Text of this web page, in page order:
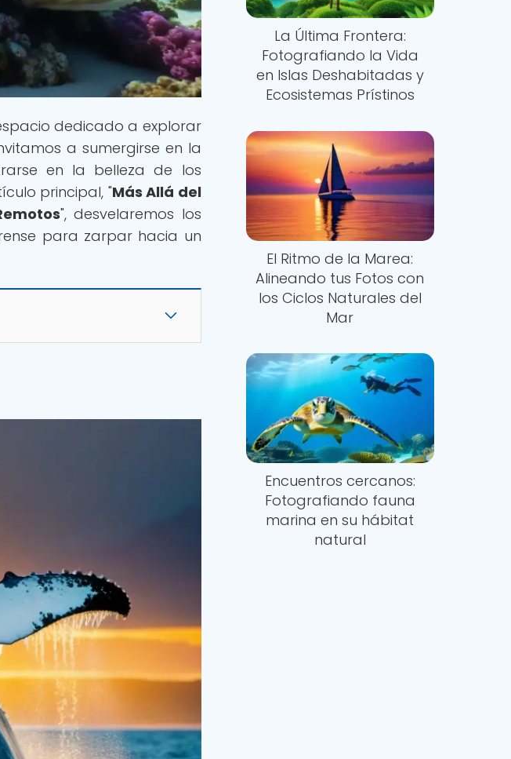
dedicado a explorar
a sumergirse en la
en la belleza de los
principal, "Más Allá del
", desvelaremos los
para zarpar hacia un
La Última Frontera:
Fotografiando la Vida
en Islas Deshabitadas y
Ecosistemas Prístinos
El Ritmo de la Marea:
Alineando tus Fotos con
los Ciclos Naturales del
Mar
Encuentros cercanos:
Fotografiando fauna
marina en su hábitat
natural